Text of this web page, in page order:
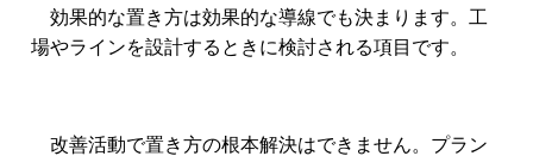
効果的な置き方は効果的な導線でも決まります。工
場やラインを設計するときに検討される項目です。
改善活動で置き方の根本解決はできません。プラン